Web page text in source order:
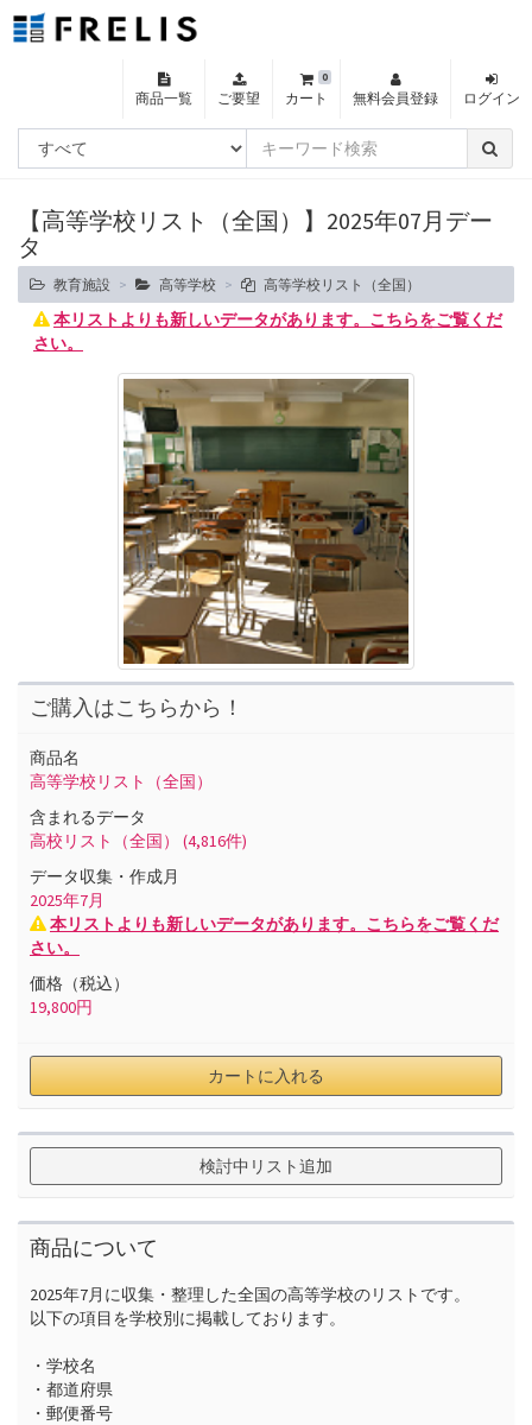
商品一覧 ご要望 カート
0
無料会員登録 ログイン
【高等学校リスト（全国）】2025年07月デー
タ
教育施設 高等学校 高等学校リスト（全国）
本リストよりも新しいデータがあります。こちらをご覧くだ
さい。
ご購入はこちらから！
商品名
高等学校リスト（全国）
含まれるデータ
高校リスト（全国） (4,816件)
データ収集・作成月
2025年7月
本リストよりも新しいデータがあります。こちらをご覧くだ
さい。
価格（税込）
19,800円
カートに入れる
検討中リスト追加
商品について
2025年7月に収集・整理した全国の高等学校のリストです。
以下の項目を学校別に掲載しております。
・学校名
・都道府県
・郵便番号